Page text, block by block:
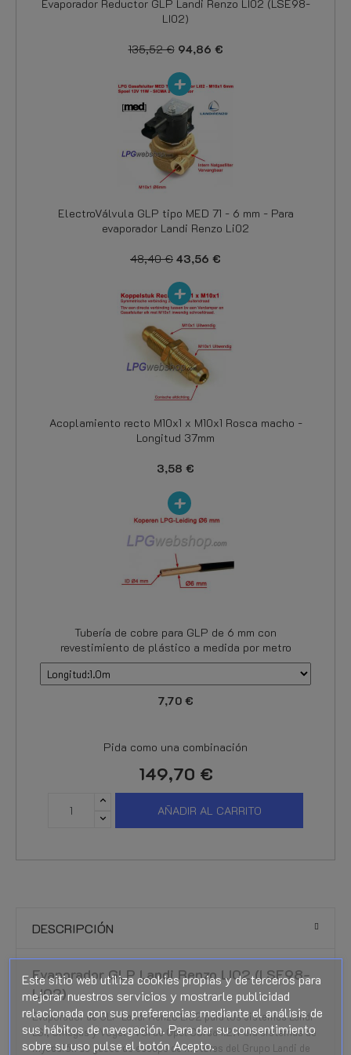
Evaporador Reductor GLP Landi Renzo LI02 (LSE98-
LI02)
135,52 € 94,86 €
ElectroVálvula GLP tipo MED 71 - 6 mm - Para
evaporador Landi Renzo Li02
48,40 € 43,56 €
Acoplamiento recto M10x1 x M10x1 Rosca macho -
Longitud 37mm
3,58 €
Tubería de cobre para GLP de 6 mm con
revestimiento de plástico a medida por metro
7,70 €
Pida como una combinación
149,70 €
AÑADIR AL CARRITO
DESCRIPCIÓN
Evaporador GLP Landi Renzo LI02 (LSE98-
LI02)
Evaporador de GLP Landi Renzo LI02 para los sistemas Landi
LSI, Omegas y Vogels VGI de Opel Corsa 1.2. Para sistemas de
inyección de gases de escape de motores del Grupo Landi de
Este sitio web utiliza cookies propias y de terceros para
mejorar nuestros servicios y mostrarle publicidad
relacionada con sus preferencias mediante el análisis de
sus hábitos de navegación. Para dar su consentimiento
sobre su uso pulse el botón Acepto.